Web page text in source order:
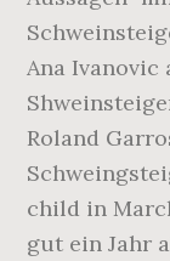
Ana Ivanovic
Roland
child in
gut ein Jahr